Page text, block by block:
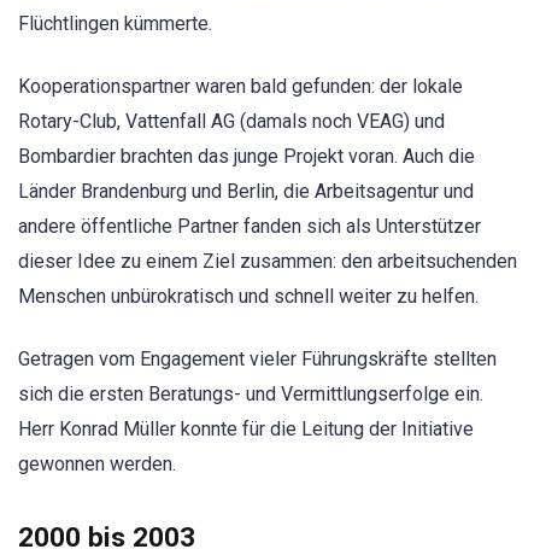
Flüchtlingen kümmerte.
Kooperationspartner waren bald gefunden: der lokale
Rotary-Club, Vattenfall AG (damals noch VEAG) und
Bombardier brachten das junge Projekt voran. Auch die
Länder Brandenburg und Berlin, die Arbeitsagentur und
andere öffentliche Partner fanden sich als Unterstützer
dieser Idee zu einem Ziel zusammen: den arbeitsuchenden
Menschen unbürokratisch und schnell weiter zu helfen.
Getragen vom Engagement vieler Führungskräfte stellten
sich die ersten Beratungs- und Vermittlungserfolge ein.
Herr Konrad Müller konnte für die Leitung der Initiative
gewonnen werden.
2000 bis 2003